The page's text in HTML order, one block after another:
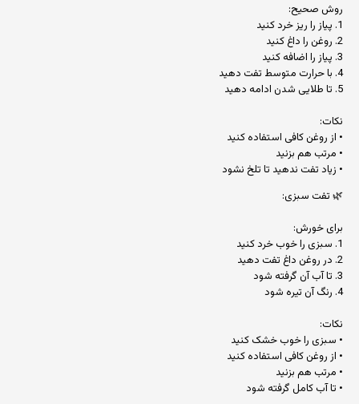
روش صحیح:
1. پیاز را ریز خرد کنید
2. روغن را داغ کنید
3. پیاز را اضافه کنید
4. با حرارت متوسط تفت دهید
5. تا طلایی شدن ادامه دهید
نکات:
• از روغن کافی استفاده کنید
• مرتب هم بزنید
• زیاد تفت ندهید تا تلخ نشود
🌿 تفت سبزی:
برای خورش:
1. سبزی را خوب خرد کنید
2. در روغن داغ تفت دهید
3. تا آب آن گرفته شود
4. رنگ آن تیره شود
نکات:
• سبزی را خوب خشک کنید
• از روغن کافی استفاده کنید
• مرتب هم بزنید
• تا آب کامل گرفته شود